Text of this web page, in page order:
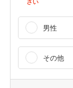
さい
男性
その他